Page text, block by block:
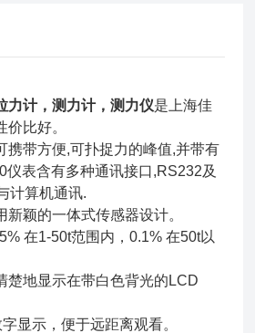
力计，测力计，测力仪是上海佳
比好。
携带方便,可扑捉力的峰值,并带有
仪表含有多种通讯接口,RS232及
计算机通讯.
颖的一体式传感器设计。
在1-50t范围内，0.1% 在50t以
地显示在带白色背光的LCD
显示，便于远距离观看。